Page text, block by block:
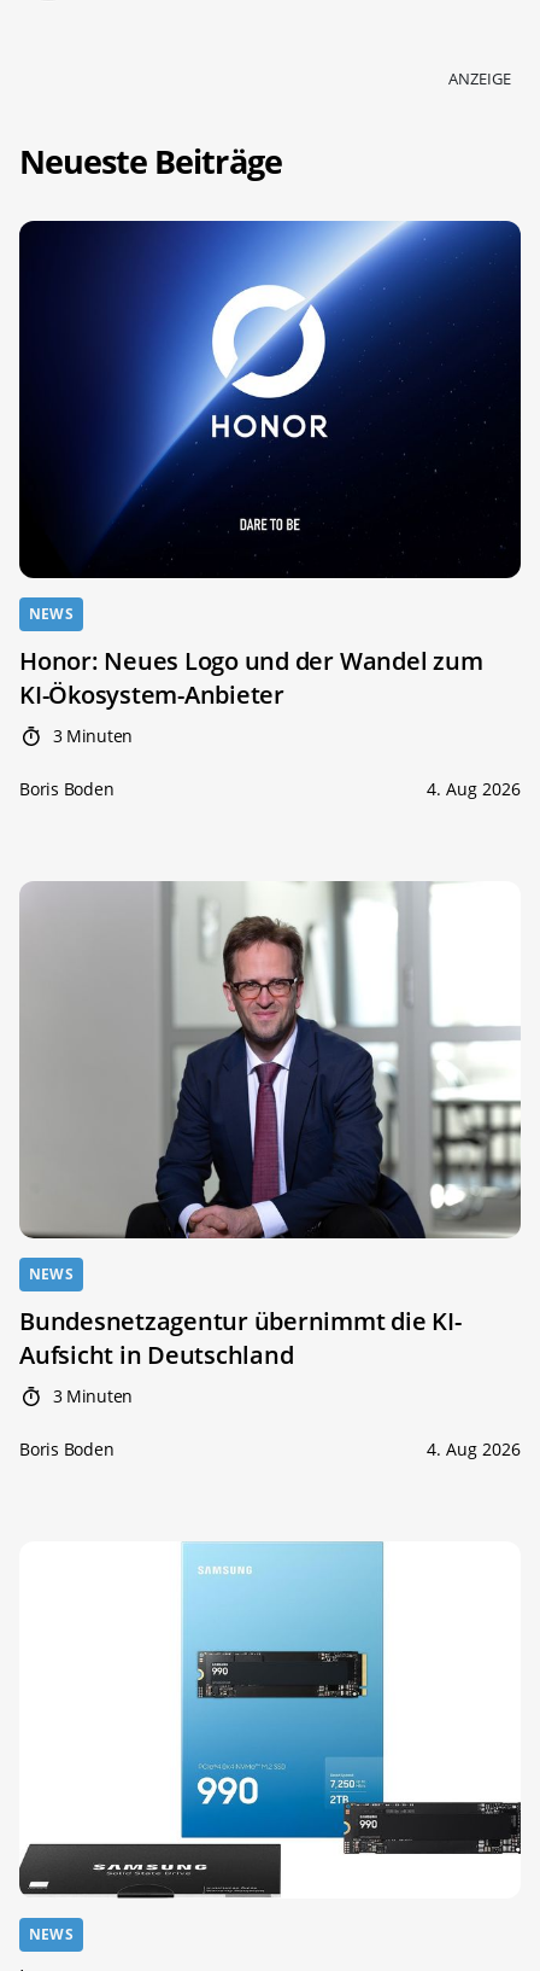
ANZEIGE
Neueste Beiträge
NEWS
Honor: Neues Logo und der Wandel zum
KI-Ökosystem-Anbieter
3 Minuten
Boris Boden 4. Aug 2026
NEWS
Bundesnetzagentur übernimmt die KI-
Aufsicht in Deutschland
3 Minuten
Boris Boden 4. Aug 2026
NEWS